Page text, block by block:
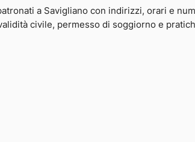
a Savigliano con indirizzi, orari e
civile, permesso di soggiorno e